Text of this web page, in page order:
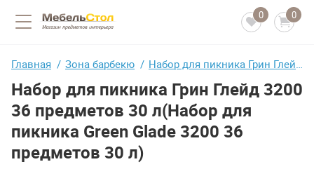
0 0
Главная Зона барбекю Набор для пикника Грин Глейд 3200 36 предметов 30 л(Набор для пикника Green Glade 3200 36 предметов 30 л)
Набор для пикника Грин Глейд 3200
36 предметов 30 л(Набор для
пикника Green Glade 3200 36
предметов 30 л)